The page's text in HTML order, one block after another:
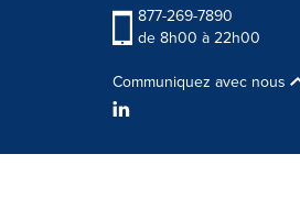
877-269-7890
de 8h00 à 22h00
Communiquez avec nous